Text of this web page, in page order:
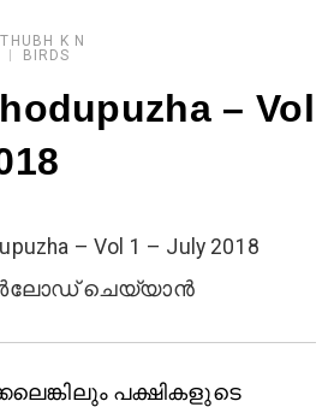
K N
BIRDS
– Vol
– Vol 1 – July 2018
ചെയ്യാൻ
പക്ഷികളുടെ